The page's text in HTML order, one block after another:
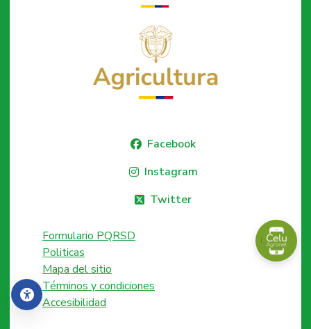
Accesibilidad
Facebook
Instagram
Twitter
Formulario PQRSD
Politicas
Mapa del sitio
Términos y condiciones
Accesibilidad